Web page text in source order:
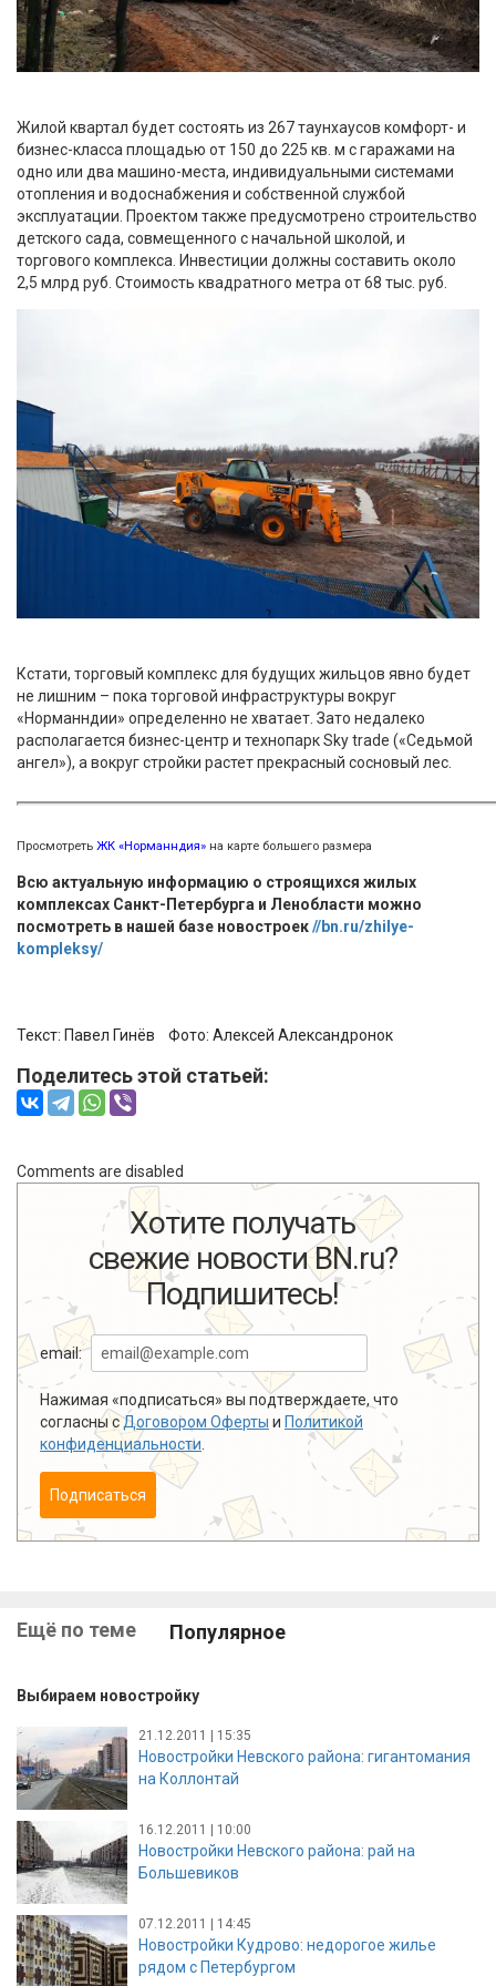
Жилой квартал будет состоять из 267 таунхаусов комфорт- и
бизнес-класса площадью от 150 до 225 кв. м с гаражами на
одно или два машино-места, индивидуальными системами
отопления и водоснабжения и собственной службой
эксплуатации. Проектом также предусмотрено строительство
детского сада, совмещенного с начальной школой, и
торгового комплекса. Инвестиции должны составить около
2,5 млрд руб. Стоимость квадратного метра от 68 тыс. руб.
Кстати, торговый комплекс для будущих жильцов явно будет
не лишним – пока торговой инфраструктуры вокруг
«Норманндии» определенно не хватает. Зато недалеко
располагается бизнес-центр и технопарк Sky trade («Седьмой
ангел»), а вокруг стройки растет прекрасный сосновый лес.
Просмотреть ЖК «Норманндия» на карте большего размера
Всю актуальную информацию о строящихся жилых
комплексах Санкт-Петербурга и Ленобласти можно
посмотреть в нашей базе новостроек//bn.ru/zhilye-
kompleksy/
Текст: Павел Гинёв Фото: Алексей Александронок
Поделитесь этой статьей:
Comments are disabled
Хотите получать
свежие новости BN.ru?
Подпишитесь!
email:
Нажимая «подписаться» вы подтверждаете, что
согласны сДоговором Оферты и Политикой
конфиденциальности
Подписаться
Ещё по теме Популярное
Выбираем новостройку
21.12.2011 | 15:35
Новостройки Невского района: гигантомания
на Коллонтай
16.12.2011 | 10:00
Новостройки Невского района: рай на
Большевиков
07.12.2011 | 14:45
Новостройки Кудрово: недорогое жилье
рядом с Петербургом